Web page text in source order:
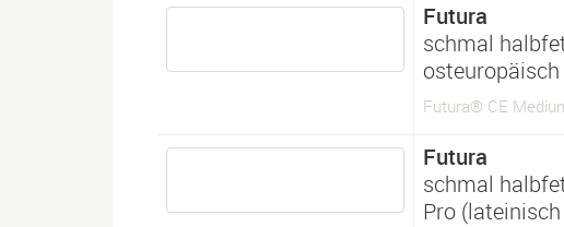
Futura
schmal
osteuropäisch
Futura® CE
Futura
schmal
Pro